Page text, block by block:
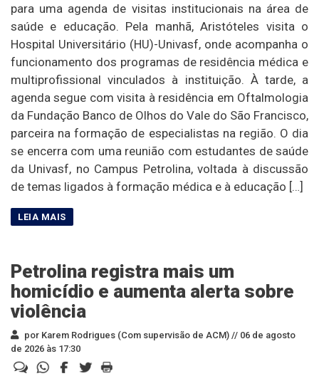
para uma agenda de visitas institucionais na área de
saúde e educação. Pela manhã, Aristóteles visita o
Hospital Universitário (HU)-Univasf, onde acompanha o
funcionamento dos programas de residência médica e
multiprofissional vinculados à instituição. À tarde, a
agenda segue com visita à residência em Oftalmologia
da Fundação Banco de Olhos do Vale do São Francisco,
parceira na formação de especialistas na região. O dia
se encerra com uma reunião com estudantes de saúde
da Univasf, no Campus Petrolina, voltada à discussão
de temas ligados à formação médica e à educação […]
Petrolina registra mais um
homicídio e aumenta alerta sobre
violência
por Karem Rodrigues (Com supervisão de ACM) // 06 de agosto
de 2026 às 17:30